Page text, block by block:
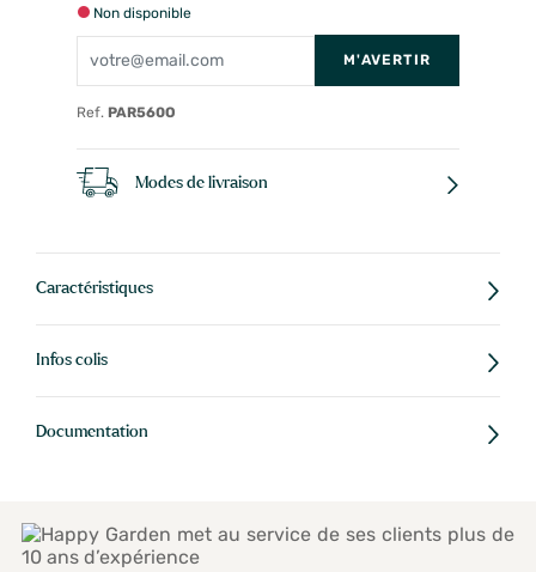
Non disponible
M'AVERTIR
Ref. PAR560O
Modes de livraison
Caractéristiques
Infos colis
Documentation